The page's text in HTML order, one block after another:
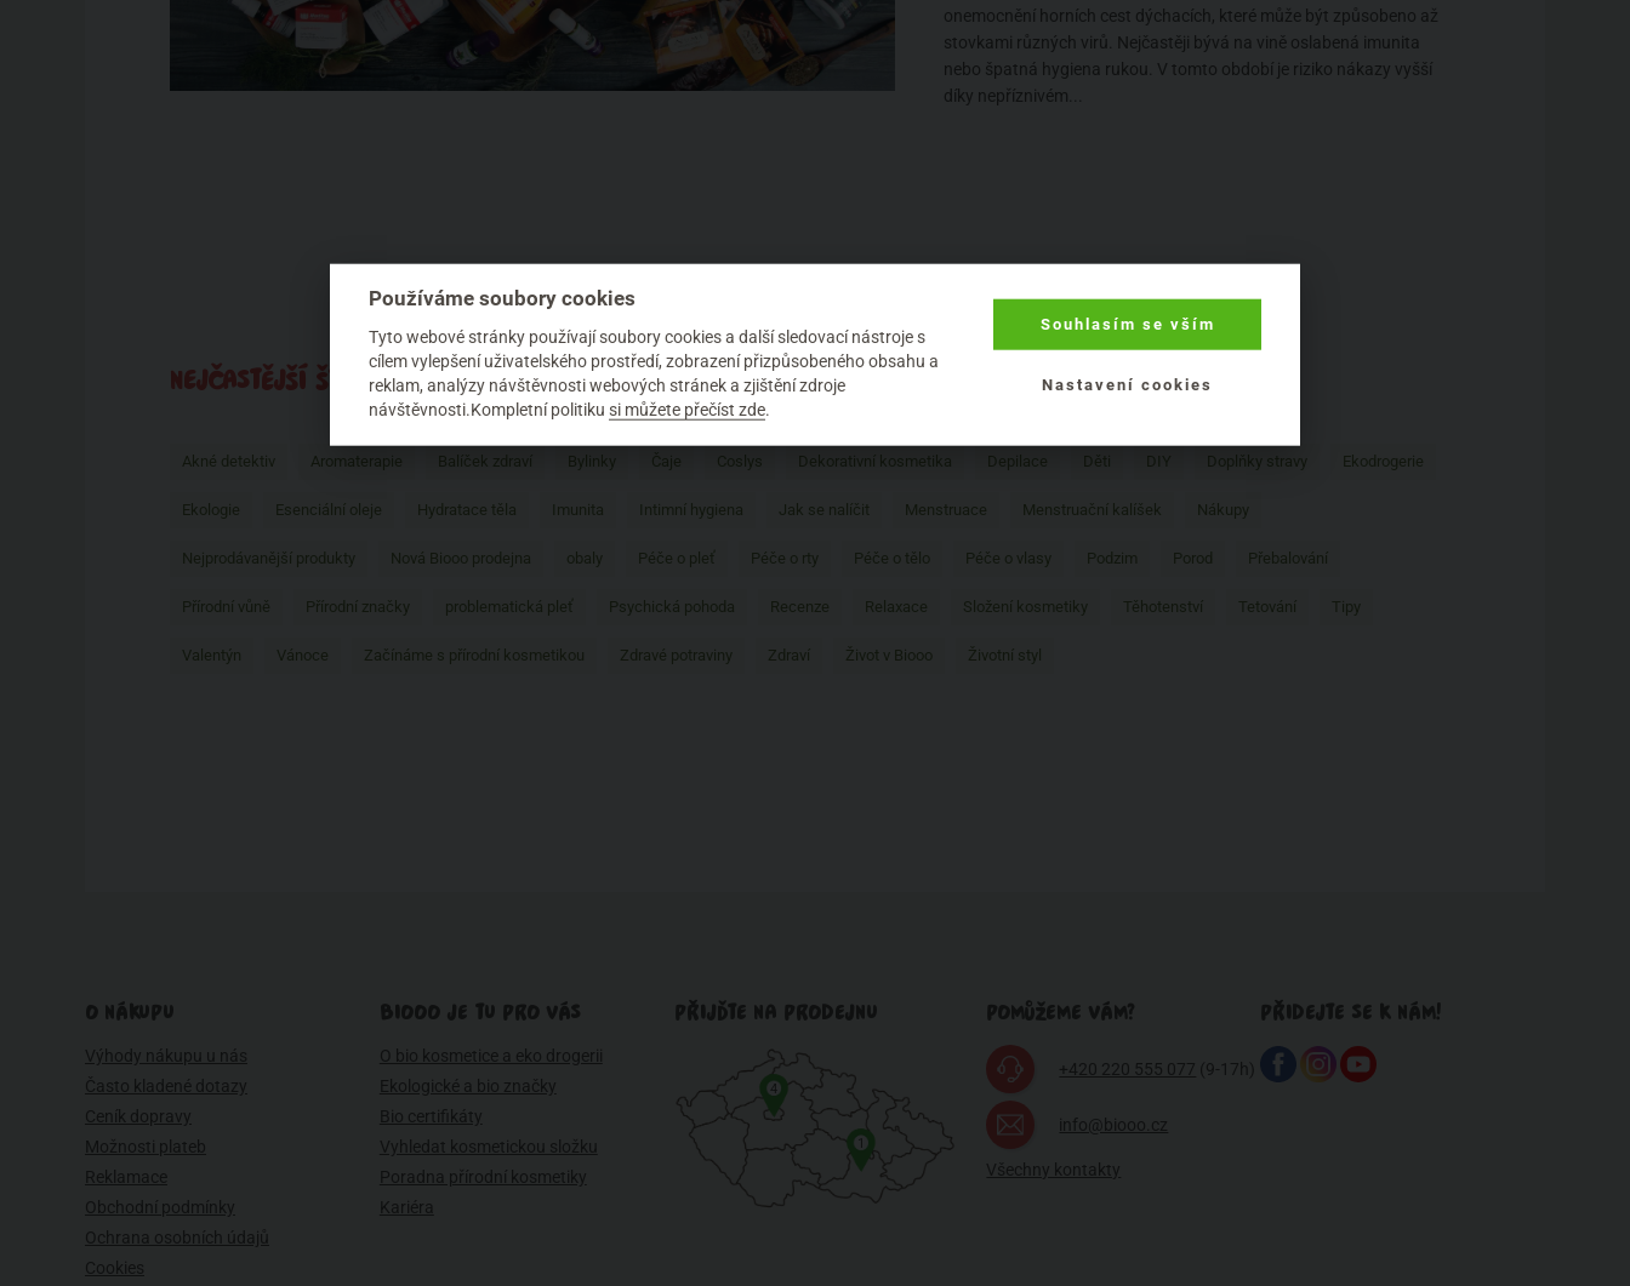
onemocnění horních cest dýchacích, které může být způsobeno až
stovkami různých virů. Nejčastěji bývá na vině oslabená imunita
nebo špatná hygiena rukou. V tomto období je riziko nákazy vyšší
díky nepříznivém...
NEJČASTĚJŠÍ ŠTÍTKY AUTORA
Akné detektiv Aromaterapie Balíček zdraví Bylinky Čaje Coslys Dekorativní kosmetika Depilace Děti DIY Doplňky stravy Ekodrogerie
Ekologie Esenciální oleje Hydratace těla Imunita Intimní hygiena Jak se nalíčit Menstruace Menstruační kalíšek Nákupy
Nejprodávanější produkty Nová Biooo prodejna obaly Péče o pleť Péče o rty Péče o tělo Péče o vlasy Podzim Porod Přebalování
Přírodní vůně Přírodní značky problematická pleť Psychická pohoda Recenze Relaxace Složení kosmetiky Těhotenství Tetování Tipy
Valentýn Vánoce Začínáme s přírodní kosmetikou Zdravé potraviny Zdraví Život v Biooo Životní styl
O NÁKUPU
Výhody nákupu u nás
Často kladené dotazy
Ceník dopravy
Možnosti plateb
Reklamace
Obchodní podmínky
Ochrana osobních údajů
Cookies
BIOOO JE TU PRO VÁS
O bio kosmetice a eko drogerii
Ekologické a bio značky
Bio certifikáty
Vyhledat kosmetickou složku
Poradna přírodní kosmetiky
Kariéra
PŘIJĎTE NA PRODEJNU
1
4
POMŮŽEME VÁM?
+420 220 555 077 (9-17h)
info@biooo.cz
Všechny kontakty
PŘIDEJTE SE K NÁM!
Používáme soubory cookies
Tyto webové stránky používají soubory cookies a další sledovací nástroje s
cílem vylepšení uživatelského prostředí, zobrazení přizpůsobeného obsahu a
reklam, analýzy návštěvnosti webových stránek a zjištění zdroje
návštěvnosti.Kompletní politiku si můžete přečíst zde.
Souhlasím se vším
Nastavení cookies